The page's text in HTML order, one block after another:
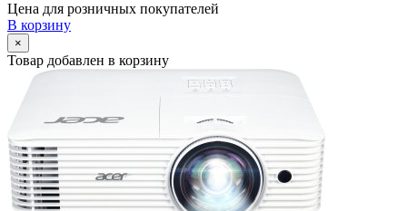
Цена для розничных покупателей
В корзину
×
Товар добавлен в корзину